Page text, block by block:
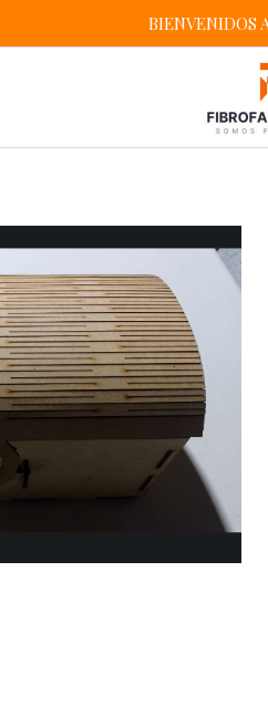
BIENVENIDOS